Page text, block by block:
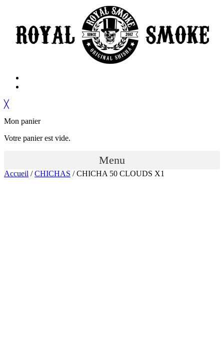
╳
Mon panier
Votre panier est vide.
Menu
Accueil /CHICHAS / CHICHA 50 CLOUDS X1